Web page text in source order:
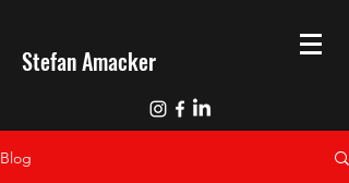
Stefan Amacker
Blog